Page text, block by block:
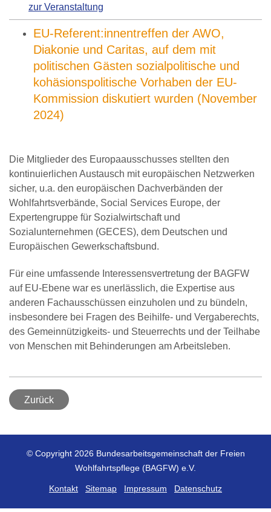
zur Veranstaltung
EU-Referent:innentreffen der AWO,
Diakonie und Caritas, auf dem mit
politischen Gästen sozialpolitische und
kohäsionspolitische Vorhaben der EU-
Kommission diskutiert wurden (November
2024)
Die Mitglieder des Europaausschusses stellten den
kontinuierlichen Austausch mit europäischen Netzwerken
sicher, u.a. den europäischen Dachverbänden der
Wohlfahrtsverbände, Social Services Europe, der
Expertengruppe für Sozialwirtschaft und
Sozialunternehmen (GECES), dem Deutschen und
Europäischen Gewerkschaftsbund.
Für eine umfassende Interessensvertretung der BAGFW
auf EU-Ebene war es unerlässlich, die Expertise aus
anderen Fachausschüssen einzuholen und zu bündeln,
insbesondere bei Fragen des Beihilfe- und Vergaberechts,
des Gemeinnützigkeits- und Steuerrechts und der Teilhabe
von Menschen mit Behinderungen am Arbeitsleben.
Zurück
© Copyright 2026 Bundesarbeitsgemeinschaft der Freien
Wohlfahrtspflege (BAGFW) e.V.
Kontakt Sitemap Impressum Datenschutz